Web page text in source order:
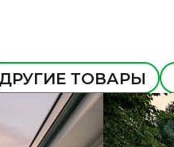
ДРУГИЕ ТОВАРЫ